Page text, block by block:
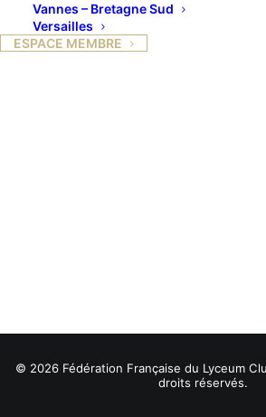
Vannes – Bretagne Sud
Versailles
ESPACE MEMBRE
© 2026 Fédération Française du Lyceum
droits réservés.